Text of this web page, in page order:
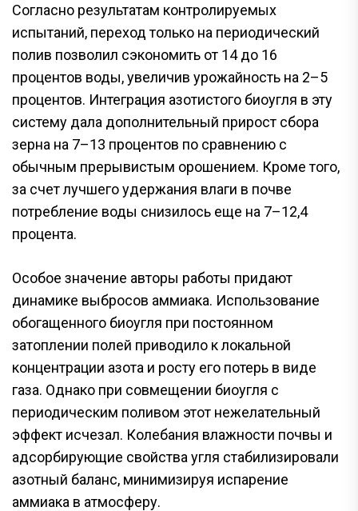
Согласно результатам контролируемых
испытаний, переход только на периодический
полив позволил сэкономить от 14 до 16
процентов воды, увеличив урожайность на 2–5
процентов. Интеграция азотистого биоугля в эту
систему дала дополнительный прирост сбора
зерна на 7–13 процентов по сравнению с
обычным прерывистым орошением. Кроме того,
за счет лучшего удержания влаги в почве
потребление воды снизилось еще на 7–12,4
процента.
Особое значение авторы работы придают
динамике выбросов аммиака. Использование
обогащенного биоугля при постоянном
затоплении полей приводило к локальной
концентрации азота и росту его потерь в виде
газа. Однако при совмещении биоугля с
периодическим поливом этот нежелательный
эффект исчезал. Колебания влажности почвы и
адсорбирующие свойства угля стабилизировали
азотный баланс, минимизируя испарение
аммиака в атмосферу.